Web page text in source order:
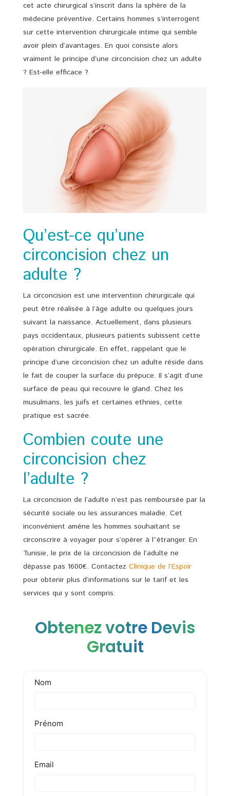
cet acte chirurgical s’inscrit dans la sphère de la
médecine préventive. Certains hommes s’interrogent
sur cette intervention chirurgicale intime qui semble
avoir plein d’avantages. En quoi consiste alors
vraiment le principe d’une circoncision chez un adulte
? Est-elle efficace ?
Qu’est-ce qu’une
circoncision chez un
adulte ?
La circoncision est une intervention chirurgicale qui
peut être réalisée à l’âge adulte ou quelques jours
suivant la naissance. Actuellement, dans plusieurs
pays occidentaux, plusieurs patients subissent cette
opération chirurgicale. En effet, rappelant que le
principe d’une circoncision chez un adulte réside dans
le fait de couper la surface du prépuce. Il s’agit d’une
surface de peau qui recouvre le gland. Chez les
musulmans, les juifs et certaines ethnies, cette
pratique est sacrée.
Combien coute une
circoncision chez
l’adulte ?
La circoncision de l’adulte n’est pas remboursée par la
sécurité sociale ou les assurances maladie. Cet
inconvénient amène les hommes souhaitant se
circonscrire à voyager pour s’opérer à l’’étranger. En
Tunisie, le prix de la circoncision de l’adulte ne
dépasse pas 1600€. Contactez Clinique de l’Espoir
pour obtenir plus d’informations sur le tarif et les
services qui y sont compris.
Obtenez votre Devis
Gratuit